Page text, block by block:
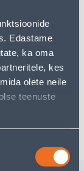
Edastame
ka oma
kes
olete neile
teenuste